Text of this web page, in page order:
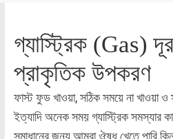
গ্যাস্ট্রিক (Gas)
প্রাকৃতিক উপকরণ
ফাস্ট ফুড খাওয়া, সঠিক সময়ে না খাওয়া ও
ইত্যাদি অনেক সময় গ্যাস্ট্রিক সমস্যার
সমাধানের জন্য আমরা ঔষুধ খেতে পারি